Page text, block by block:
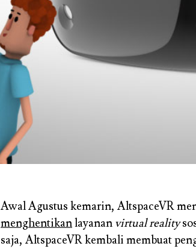
Awal Agustus kemarin, AltspaceVR
menghentikanlayanan virtual reality
saja, AltspaceVR kembali membuat